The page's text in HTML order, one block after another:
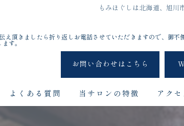
もみほぐしは北海道、旭
頂きましたら折り返しお電話させていただきますので、御不
す。
お問い合わせはこちら
よくある質問 当サロンの特徴 アクセ